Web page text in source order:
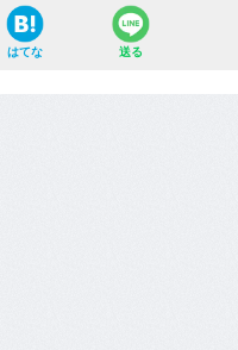
はてな 送る